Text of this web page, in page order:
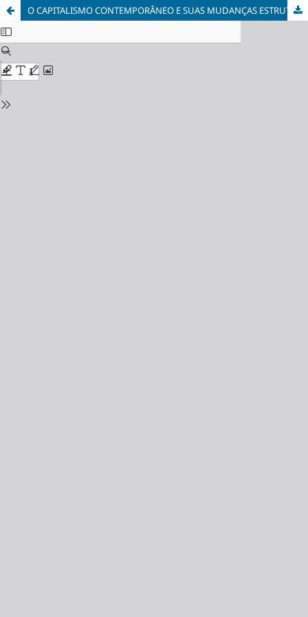
O CAPITALISMO CONTEMPORÂNEO E SUAS MUDANÇAS ESTRUTURAIS: DA PRODUÇÃO EM MASSA À FLEXIBILIDADE